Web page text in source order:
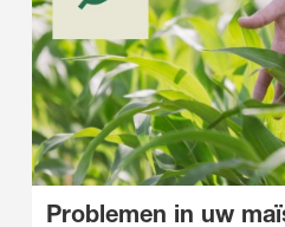
Problemen in uw